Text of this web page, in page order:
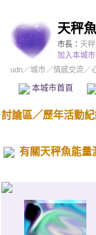
天秤
市長： 天秤
加入本城市
udn／城市／情感交流／
本城市首頁
討論區／歷年活動
有關天秤魚能量